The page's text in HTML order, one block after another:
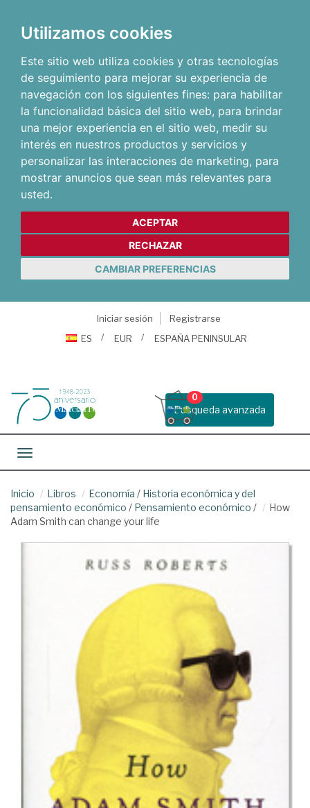
Utilizamos cookies
Este sitio web utiliza cookies y otras tecnologías
de seguimiento para mejorar su experiencia de
navegación con los siguientes fines: para habilitar
la funcionalidad básica del sitio web, para brindar
una mejor experiencia en el sitio web, medir su
interés en nuestros productos y servicios y
personalizar las interacciones de marketing, para
mostrar anuncios que sean más relevantes para
usted.
ACEPTAR
RECHAZAR
CAMBIAR PREFERENCIAS
Iniciar sesión
Registrarse
ES
EUR ESPAÑA PENINSULAR
Busqueda avanzada
0
Toggle navigation
Inicio Libros Economía / Historia económica y del
pensamiento económico / Pensamiento económico /
How
Adam Smith can change your life